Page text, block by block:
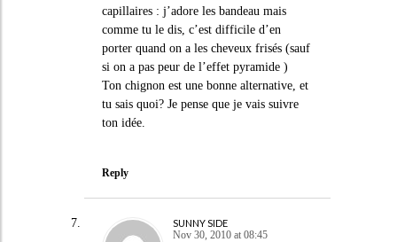
capillaires : j’adore les bandeau mais
comme tu le dis, c’est difficile d’en
porter quand on a les cheveux frisés (sauf
si on a pas peur de l’effet pyramide )
Ton chignon est une bonne alternative, et
tu sais quoi? Je pense que je vais suivre
ton idée.
Reply
SUNNY SIDE
Nov 30, 2010 at 08:45